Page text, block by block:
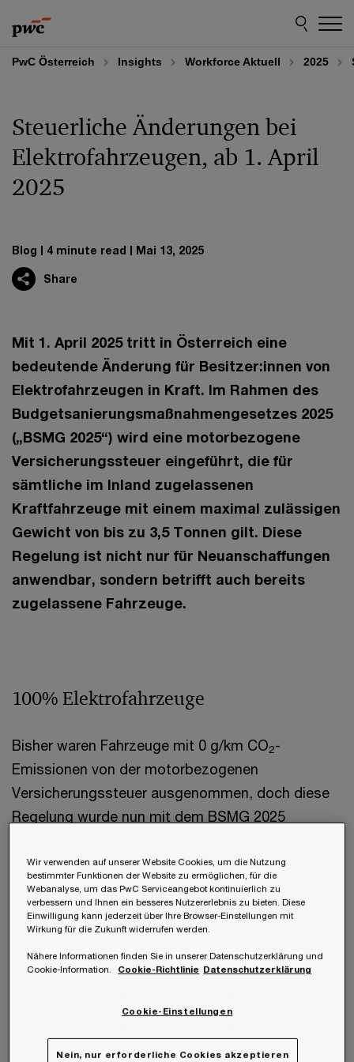
to
content
to
footer
PwC Österreich Insights Workforce Aktuell 2025
Steuerliche Änderungen bei
Elektrofahrzeugen, ab 1. April
2025
Blog 4 minute read Mai 13, 2025
Share
Mit 1. April 2025 tritt in Österreich eine
bedeutende Änderung für Besitzer:innen von
Elektrofahrzeugen in Kraft. Im Rahmen des
Budgetsanierungsmaßnahmengesetzes 2025
(„BSMG 2025“) wird eine motorbezogene
Versicherungssteuer eingeführt, die für
sämtliche im Inland zugelassenen
Kraftfahrzeuge mit einem maximal zulässigen
Gewicht von bis zu 3,5 Tonnen gilt. Diese
Regelung ist nicht nur für Neuanschaffungen
anwendbar, sondern betrifft auch bereits
zugelassene Fahrzeuge.
100% Elektrofahrzeuge
Bisher waren Fahrzeuge mit 0 g/km CO2-
Emissionen von der motorbezogenen
Versicherungssteuer ausgenommen, doch diese
Regelung wurde nun mit dem BSMG 2025
elektrische Fahrzeuge mit 0 g/km CO2-
Emissionen Versicherungssteuer anfällt. Die
motorbezogene Versicherungssteuer ist direkt an
das Bestehen einer KFZ-Haftpflichtversicherung
gekoppelt und wird nunmehr gemeinsam mit
Versicherungssteuer für elektrische
Wir verwenden auf unserer Website Cookies, um die Nutzung
bestimmter Funktionen der Website zu ermöglichen, für die
Webanalyse, um das PwC Serviceangebot kontinuierlich zu
verbessern und Ihnen ein besseres Nutzererlebnis zu bieten. Diese
Einwilligung kann jederzeit über Ihre Browser-Einstellungen mit
Wirkung für die Zukunft widerrufen werden.
Nähere Informationen finden Sie in unserer Datenschutzerklärung und
Cookie-Information.
Cookie-Richtlinie Datenschutzerklärung
Cookie-Einstellungen
Nein, nur erforderliche Cookies akzeptieren